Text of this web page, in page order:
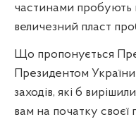
частинами пробують
величезний пласт
Що пропонується
Президентом
заходів, які б
вам на початку своєї